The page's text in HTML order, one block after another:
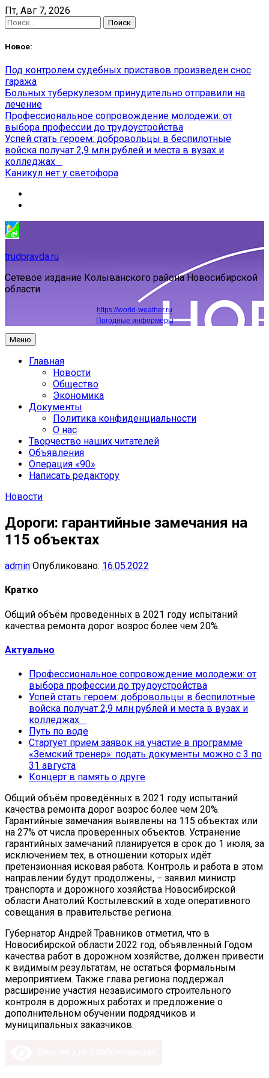
Skip
to
content
Пт, Авг 7, 2026
Найти:
Новое:
Под контролем судебных приставов произведен снос
гаража
Больных туберкулезом принудительно отправили на
лечение
Профессиональное сопровождение молодежи: от
выбора профессии до трудоустройства
Успей стать героем: добровольцы в беспилотные
войска получат 2,9 млн рублей и места в вузах и
колледжах
Каникул нет у светофора
trudpravda.ru
Сетевое издание Колыванского района Новосибирской
области
https://world-weather.ru
Погодные информеры
Меню
Главная
Новости
Общество
Экономика
Документы
Политика конфиденциальности
О нас
Творчество наших читателей
Объявления
Операция «90»
Написать редактору
Новости
Дороги: гарантийные замечания на
115 объектах
admin Опубликовано: 16.05.2022
Кратко
Общий объём проведённых в 2021 году испытаний
качества ремонта дорог возрос более чем 20%.
Актуально
Профессиональное сопровождение молодежи: от
выбора профессии до трудоустройства
Успей стать героем: добровольцы в беспилотные
войска получат 2,9 млн рублей и места в вузах и
колледжах
Путь по воде
Стартует прием заявок на участие в программе
«Земский тренер»: подать документы можно с 3 по
31 августа
Концерт в память о друге
Общий объём проведённых в 2021 году испытаний
качества ремонта дорог возрос более чем 20%.
Гарантийные замечания выявлены на 115 объектах или
на 27% от числа проверенных объектов. Устранение
гарантийных замечаний планируется в срок до 1 июля, за
исключением тех, в отношении которых идёт
претензионная исковая работа. Контроль и работа в этом
направлении будут продолжены, − заявил министр
транспорта и дорожного хозяйства Новосибирской
области Анатолий Костылевский в ходе оперативного
совещания в правительстве региона.
Губернатор Андрей Травников отметил, что в
Новосибирской области 2022 год, объявленный Годом
качества работ в дорожном хозяйстве, должен привести
к видимым результатам, не остаться формальным
мероприятием. Также глава региона поддержал
расширение участия независимого строительного
контроля в дорожных работах и предложение о
дополнительном обучении подрядчиков и
муниципальных заказчиков.